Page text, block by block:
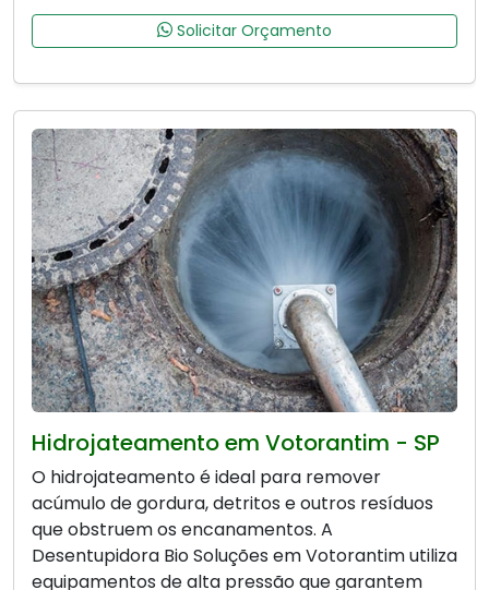
Solicitar Orçamento
Hidrojateamento em Votorantim - SP
O hidrojateamento é ideal para remover
acúmulo de gordura, detritos e outros resíduos
que obstruem os encanamentos. A
Desentupidora Bio Soluções em Votorantim utiliza
equipamentos de alta pressão que garantem